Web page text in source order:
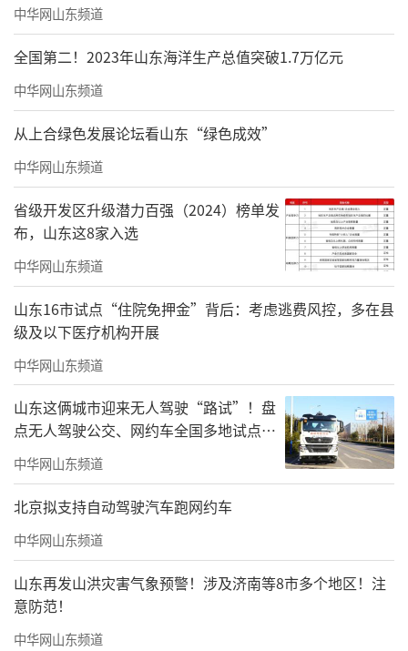
中华网山东频道
全国第二！2023年山东海洋生产总值突破1.7万亿元
中华网山东频道
从上合绿色发展论坛看山东“绿色成效”
中华网山东频道
省级开发区升级潜力百强（2024）榜单发
布，山东这8家入选
中华网山东频道
山东16市试点“住院免押金”背后：考虑逃费风控，多在县
级及以下医疗机构开展
中华网山东频道
山东这俩城市迎来无人驾驶“路试”！盘
点无人驾驶公交、网约车全国多地试点之
路
中华网山东频道
北京拟支持自动驾驶汽车跑网约车
中华网山东频道
山东再发山洪灾害气象预警！涉及济南等8市多个地区！注
意防范！
中华网山东频道